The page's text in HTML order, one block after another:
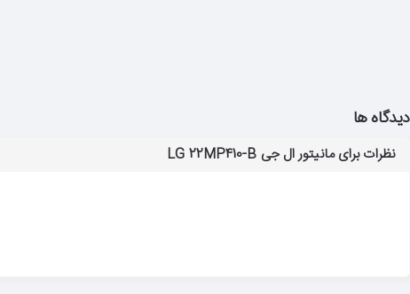
دیدگاه ها
نظرات برای مانیتور ال جی LG 22MP410-B